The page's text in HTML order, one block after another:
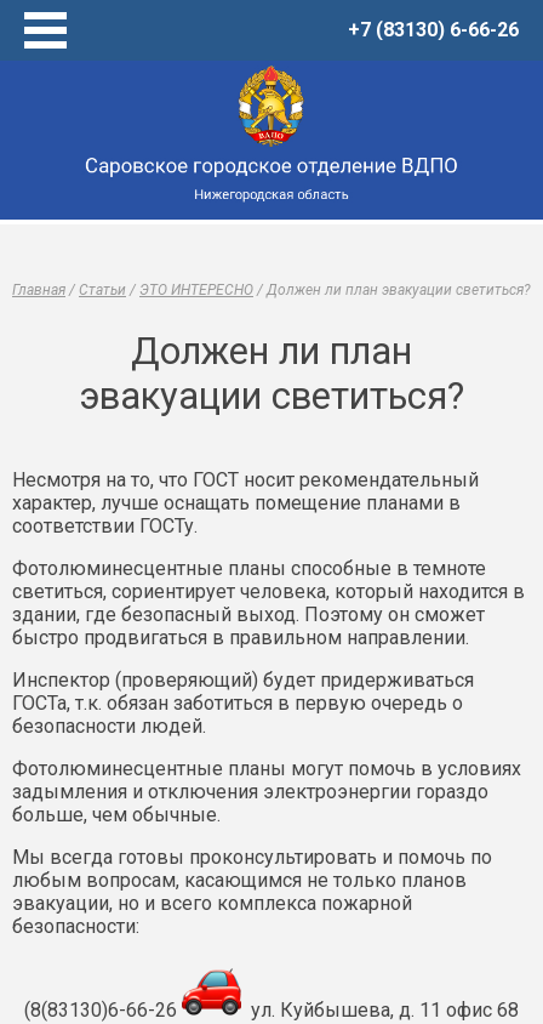
+7 (83130) 6-66-26
Товары
Виртуальный музей
Онлайн-тренажеры
Контакты
Главная / Статьи / ЭТО ИНТЕРЕСНО / Должен ли план эвакуации светиться?
Должен ли план
эвакуации светиться?
Несмотря на то, что ГОСТ носит рекомендательный
характер, лучше оснащать помещение планами в
соответствии ГОСТу.
Фотолюминесцентные планы способные в темноте
светиться, сориентирует человека, который находится в
здании, где безопасный выход. Поэтому он сможет
быстро продвигаться в правильном направлении.
Инспектор (проверяющий) будет придерживаться
ГОСТа, т.к. обязан заботиться в первую очередь о
безопасности людей.
Фотолюминесцентные планы могут помочь в условиях
задымления и отключения электроэнергии гораздо
больше, чем обычные.
Мы всегда готовы проконсультировать и помочь по
любым вопросам, касающимся не только планов
эвакуации, но и всего комплекса пожарной
безопасности:
(8(83130)6-66-26 ул. Куйбышева, д. 11 офис 68